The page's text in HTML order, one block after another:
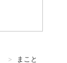
まこと